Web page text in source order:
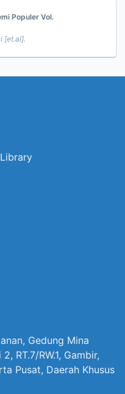
Populer Vol.
[et.al].
Gedung Mina
RT.7/RW.1, Gambir,
Pusat, Daerah Khusus